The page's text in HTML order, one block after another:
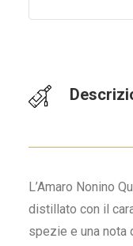
L’Amaro Nonino
distillato con il
spezie e una nota